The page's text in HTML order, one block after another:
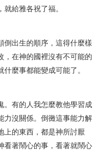
給雅各祝了福。
倒出生的順序，這得什麼樣
，在神的國裡沒有不可能的
麼事都能變成可能了。
。有的人我怎麼教他學習成
力沒關係。倒黴這事能力解
上的東西，都是神所討厭
看著鬧心的事，看著就鬧心